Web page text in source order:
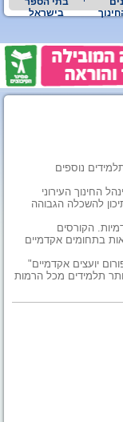
בישראל
המקיפים באשדוד לומדים השנה בקורסים במכינות קדם אקדמיות ובקורסים אקדמיים. כ-2,000 תלמידים נוספים
החינוך העירוני
להשכלה הגבוהה
הקורסים
בתחומים אקדמיים
ל"פורום יועצים אקדמיים"
תלמידים מכל הרמות